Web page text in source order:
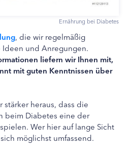
Ernährung bei Diabetes
, die wir regelmäßig
und Anregungen.
liefern wir Ihnen mit,
mit guten Kenntnissen über
stärker heraus, dass die
beim Diabetes eine der
Wer hier auf lange Sicht
möglichst umfassend.